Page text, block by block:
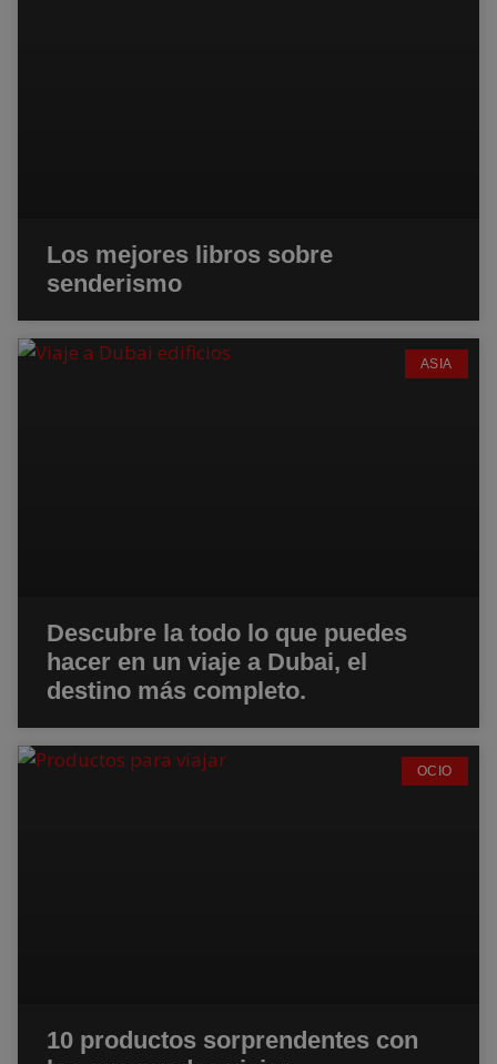
Los mejores libros sobre
senderismo
ASIA
Descubre la todo lo que puedes
hacer en un viaje a Dubai, el
destino más completo.
OCIO
10 productos sorprendentes con